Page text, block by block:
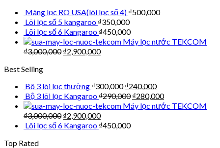
Màng lọc RO USA(lõi lọc số 4) ₫500,000
Lõi lọc số 5 kangaroo ₫350,000
Lõi lọc số 6 Kangaroo ₫450,000
Máy lọc nước TEKCOM
₫3,000,000 ₫2,900,000
Best Selling
Bô 3 lõi lọc thường₫300,000 ₫240,000
Bộ 3 lõi lọc Kangaroo₫290,000 ₫280,000
Máy lọc nước TEKCOM
₫3,000,000 ₫2,900,000
Lõi lọc số 6 Kangaroo ₫450,000
Top Rated